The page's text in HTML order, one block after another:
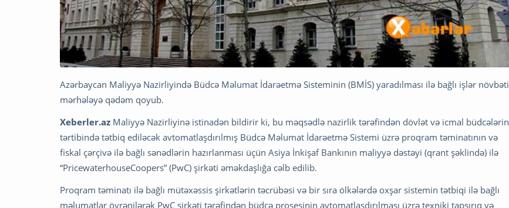
Azərbaycan Maliyyə Nazirliyində Büdcə Məlumat İdarəetmə Sisteminin (BMİS) yaradılması ilə bağlı işlər növbəti
mərhələyə qədəm qoyub.
Xeberler.az Maliyyə Nazirliyinə istinadən bildirir ki, bu məqsədlə nazirlik tərəfindən dövlət və icmal büdcələrin
tərtibində tətbiq ediləcək avtomatlaşdırılmış Büdcə Məlumat İdarəetmə Sistemi üzrə proqram təminatının və
fiskal çərçivə ilə bağlı sənədlərin hazırlanması üçün Asiya İnkişaf Bankının maliyyə dəstəyi (qrant şəklində) ilə
“PricewaterhouseCoopers” (PwC) şirkəti əməkdaşlığa cəlb edilib.
Proqram təminatı ilə bağlı mütəxəssis şirkətlərin təcrübəsi və bir sıra ölkələrdə oxşar sistemin tətbiqi ilə bağlı
məlumatlar öyrənilərək PwC şirkəti tərəfindən büdcə prosesinin avtomatlaşdırılması üzrə texniki tapşırıq və